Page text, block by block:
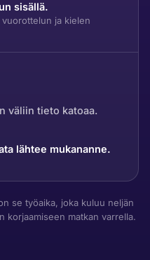
sisällä.
ja kielen
väliin tieto katoaa.
lähtee mukananne.
se työaika, joka kuluu neljän
korjaamiseen matkan varrella.